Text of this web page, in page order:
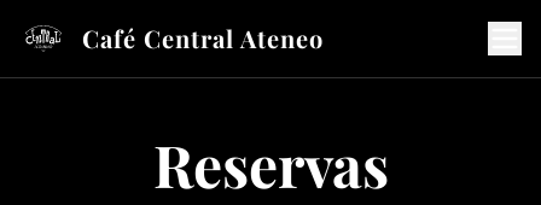
Café Central Ateneo
Reservas